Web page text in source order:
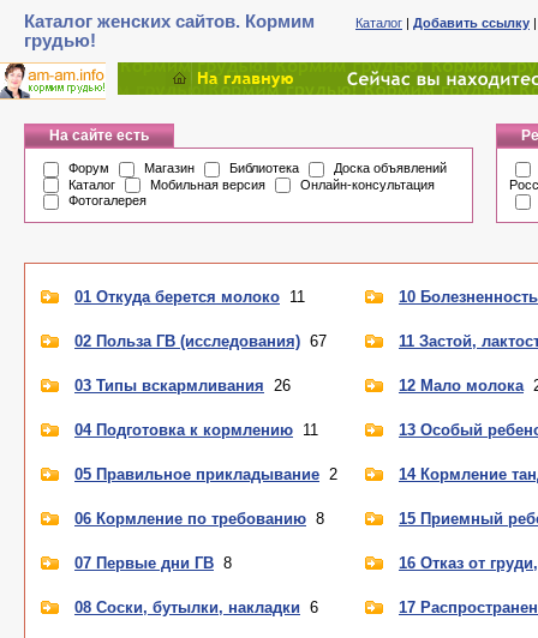
Каталог женских сайтов. Кормим
грудью!
Каталог | Добавить ссылку
На сайте есть
Форум Магазин Библиотека
Доска объявлений
Каталог
Мобильная версия
Онлайн-консультация
Фотогалерея
01 Откуда берется молоко 11
02 Польза ГВ (исследования) 67
03 Типы вскармливания 26
04 Подготовка к кормлению 11
05 Правильное прикладывание 2
06 Кормление по требованию 8
07 Первые дни ГВ 8
08 Соски, бутылки, накладки 6
10
11 Застой,
12 Мало молока
13 Особый
14 Кормление
15 Приемный
16 Отказ от
17